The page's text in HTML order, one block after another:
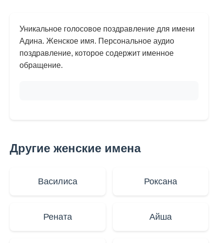
Уникальное голосовое поздравление для имени
Адина. Женское имя. Персональное аудио
поздравление, которое содержит именное
обращение.
Другие женские имена
Василиса Роксана
Рената Айша